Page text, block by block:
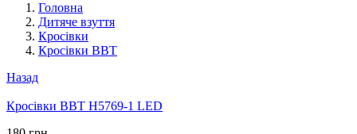
Головна
Дитяче взуття
Кросівки
Кросівки BBT
Назад
Кросівки BBT H5769-1 LED